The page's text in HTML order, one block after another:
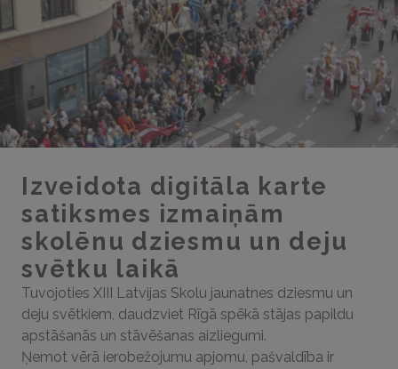
Izveidota digitāla karte
satiksmes izmaiņām
skolēnu dziesmu un deju
svētku laikā
Tuvojoties XIII Latvijas Skolu jaunatnes dziesmu un
deju svētkiem, daudzviet Rīgā spēkā stājas papildu
apstāšanās un stāvēšanas aizliegumi.
Ņemot vērā ierobežojumu apjomu, pašvaldība ir